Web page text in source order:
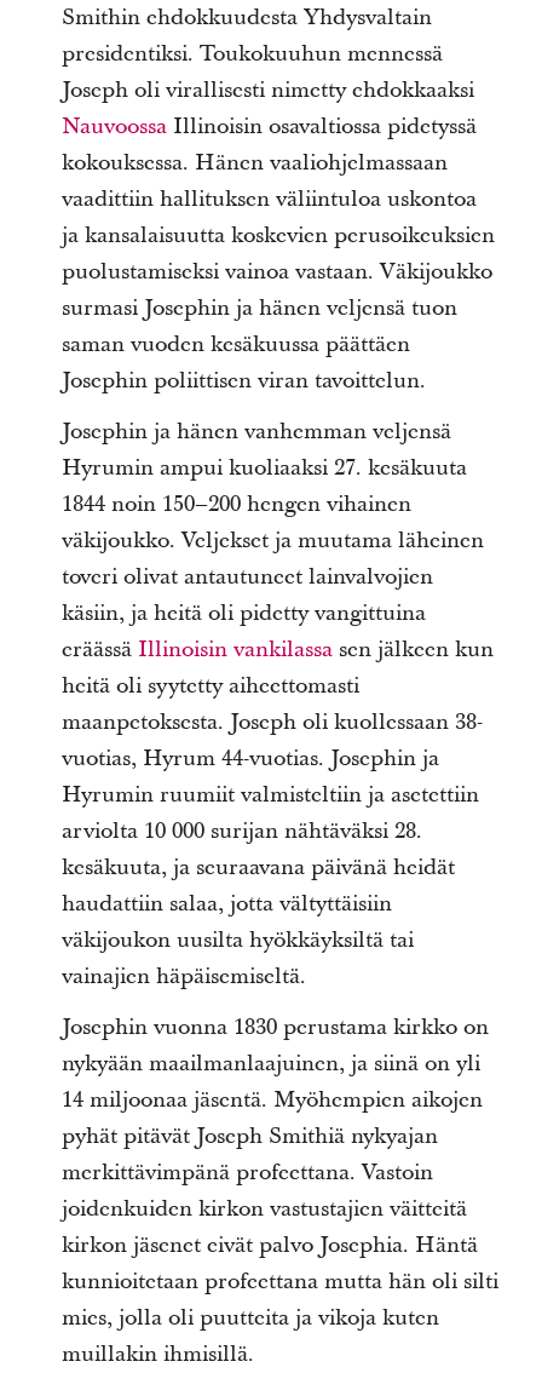
Smithin ehdokkuudesta Yhdysvaltain
presidentiksi. Toukokuuhun mennessä
Joseph oli virallisesti nimetty ehdokkaaksi
NauvoossaIllinoisin osavaltiossa pidetyssä
kokouksessa. Hänen vaaliohjelmassaan
vaadittiin hallituksen väliintuloa uskontoa
ja kansalaisuutta koskevien perusoikeuksien
puolustamiseksi vainoa vastaan. Väkijoukko
surmasi Josephin ja hänen veljensä tuon
saman vuoden kesäkuussa päättäen
Josephin poliittisen viran tavoittelun.
Josephin ja hänen vanhemman veljensä
Hyrumin ampui kuoliaaksi 27. kesäkuuta
1844 noin 150–200 hengen vihainen
väkijoukko. Veljekset ja muutama läheinen
toveri olivat antautuneet lainvalvojien
käsiin, ja heitä oli pidetty vangittuina
eräässä Illinoisin vankilassasen jälkeen kun
heitä oli syytetty aiheettomasti
maanpetoksesta. Joseph oli kuollessaan 38-
vuotias, Hyrum 44-vuotias. Josephin ja
Hyrumin ruumiit valmisteltiin ja asetettiin
arviolta 10 000 surijan nähtäväksi 28.
kesäkuuta, ja seuraavana päivänä heidät
haudattiin salaa, jotta vältyttäisiin
väkijoukon uusilta hyökkäyksiltä tai
vainajien häpäisemiseltä.
Josephin vuonna 1830 perustama kirkko on
nykyään maailmanlaajuinen, ja siinä on yli
14 miljoonaa jäsentä. Myöhempien aikojen
pyhät pitävät Joseph Smithiä nykyajan
merkittävimpänä profeettana. Vastoin
joidenkuiden kirkon vastustajien väitteitä
kirkon jäsenet eivät palvo Josephia. Häntä
kunnioitetaan profeettana mutta hän oli silti
mies, jolla oli puutteita ja vikoja kuten
muillakin ihmisillä.